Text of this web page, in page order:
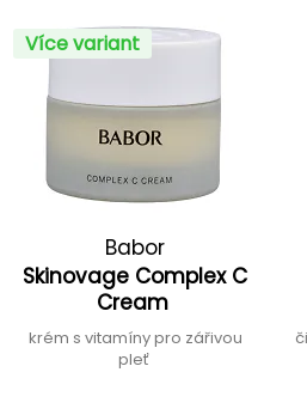
Více variant
Babor
Skinovage Complex C
Cream
krém s vitamíny pro zářivou
pleť